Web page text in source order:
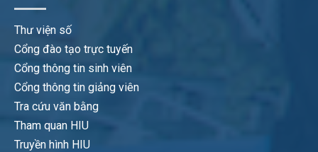
Thư viện số
Cổng đào tạo trực tuyến
Cổng thông tin sinh viên
Cổng thông tin giảng viên
Tra cứu văn bằng
Tham quan HIU
Truyền hình HIU